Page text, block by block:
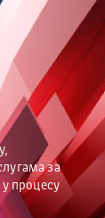
за
у процесу